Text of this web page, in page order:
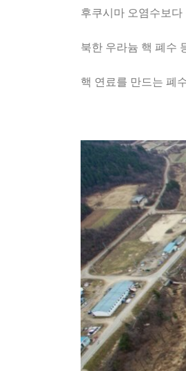
후쿠시마 오염수보다
북한 우라늄 핵 폐수
핵 연료를 만드는 폐